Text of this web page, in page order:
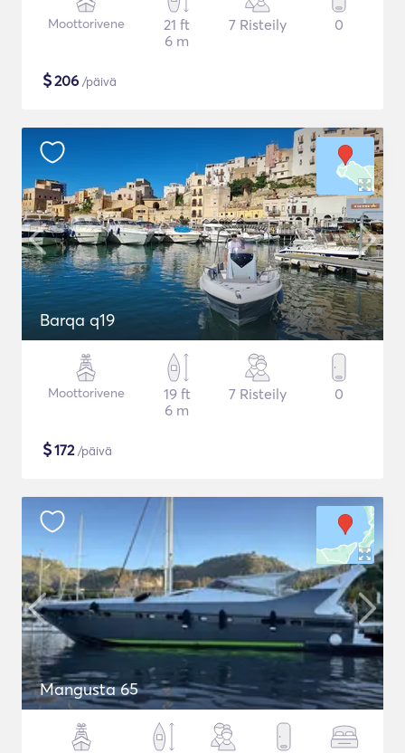
Moottorivene
21 ft
6 m
7 Risteily 0
$206 /päivä
Barqa q19
Moottorivene
19 ft
6 m
7 Risteily 0
$172/päivä
Mangusta 65